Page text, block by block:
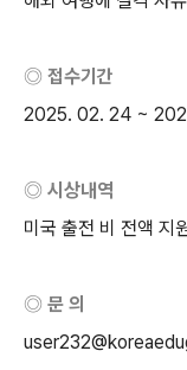
◎ 접수기간
2025. 02. 24 ~
◎ 시상내역
미국 출전 비 전액 지
◎ 문 의